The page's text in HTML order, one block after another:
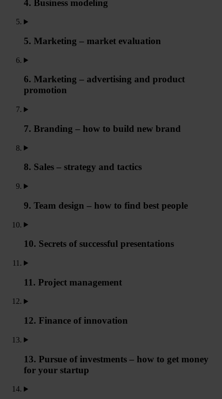
4. Business modeling
5. Marketing – market evaluation
6. Marketing – advertising and product
promotion
7. Branding – how to build new brand
8. Sales – strategy and tactics
9. Team design – how to find best people
10. Secrets of successful presentations
11. Project management
12. Finance of innovation
13. Pursue of investments – how to get money
for your startup